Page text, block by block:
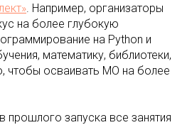
. Например, организаторы
на более глубокую
на Python и
математику, библиотеки,
чтобы осваивать МО на более
прошлого запуска все занятия